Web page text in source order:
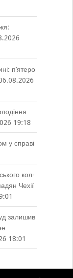
п’ятеро
19:18
у справі
кол-
Чехії
залишив
18:01